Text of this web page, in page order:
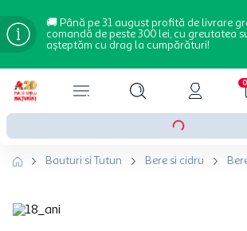
🚚 Până pe 31 august profită de livrare
comandă de peste 300 lei, cu greutatea
așteptăm cu drag la cumpărături!
0
Bauturi si Tutun Bere si cidru